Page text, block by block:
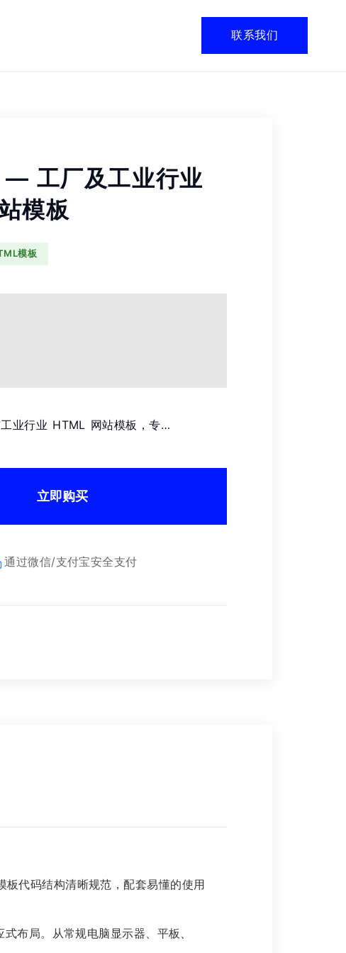
联系我们
工厂及工业行业
模板
模板
业行业 HTML 网站模板，专…
立即购买
通过微信/支付宝安全支付
代码结构清晰规范，配套易懂的使用
布局。从常规电脑显示器、平板、